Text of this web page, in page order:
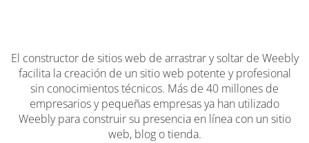
El constructor de sitios web de arrastrar y soltar de Weebly
facilita la creación de un sitio web potente y profesional
sin conocimientos técnicos. Más de 40 millones de
empresarios y pequeñas empresas ya han utilizado
Weebly para construir su presencia en línea con un sitio
web, blog o tienda.